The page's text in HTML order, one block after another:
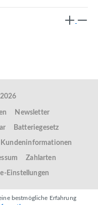
Newsletter
Batteriegesetz
Kundeninformationen
Zahlarten
Einstellungen
bestmögliche Erfahrung